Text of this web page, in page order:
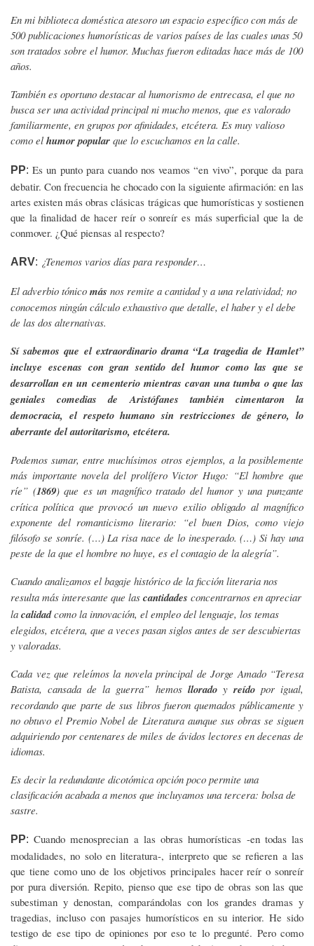
En mi biblioteca doméstica atesoro un espacio específico con más de
500 publicaciones humorísticas de varios países de las cuales unas 50
son tratados sobre el humor. Muchas fueron editadas hace más de 100
años.
También es oportuno destacar al humorismo de entrecasa, el que no
busca ser una actividad principal ni mucho menos, que es valorado
familiarmente, en grupos por afinidades, etcétera. Es muy valioso
como el humor popular que lo escuchamos en la calle.
PP:Es un punto para cuando nos veamos “en vivo”, porque da para
debatir. Con frecuencia he chocado con la siguiente afirmación: en las
artes existen más obras clásicas trágicas que humorísticas y sostienen
que la finalidad de hacer reír o sonreír es más superficial que la de
conmover. ¿Qué piensas al respecto?
ARV: ¿Tenemos varios días para responder…
El adverbio tónico más nos remite a cantidad y a una relatividad; no
conocemos ningún cálculo exhaustivo que detalle, el haber y el debe
de las dos alternativas.
Sí sabemos que el extraordinario drama “La tragedia de Hamlet”
incluye escenas con gran sentido del humor como las que se
desarrollan en un cementerio mientras cavan una tumba o que las
geniales comedias de Aristófanes también cimentaron la
democracia, el respeto humano sin restricciones de género, lo
aberrante del autoritarismo, etcétera.
Podemos sumar, entre muchísimos otros ejemplos, a la posiblemente
más importante novela del prolífero Victor Hugo: “El hombre que
ríe” (1869) que es un magnífico tratado del humor y una punzante
crítica política que provocó un nuevo exilio obligado al magnífico
exponente del romanticismo literario: “el buen Dios, como viejo
filósofo se sonríe. (…) La risa nace de lo inesperado. (…) Si hay una
peste de la que el hombre no huye, es el contagio de la alegría”.
Cuando analizamos el bagaje histórico de la ficción literaria nos
resulta más interesante que las cantidades concentrarnos en apreciar
la calidadcomo la innovación, el empleo del lenguaje, los temas
elegidos, etcétera, que a veces pasan siglos antes de ser descubiertas
y valoradas.
Cada vez que releímos la novela principal de Jorge Amado “Teresa
Batista, cansada de la guerra” hemos lloradoyreídopor igual,
recordando que parte de sus libros fueron quemados públicamente y
no obtuvo el Premio Nobel de Literatura aunque sus obras se siguen
adquiriendo por centenares de miles de ávidos lectores en decenas de
idiomas.
Es decir la redundante dicotómica opción poco permite una
clasificación acabada a menos que incluyamos una tercera: bolsa de
sastre.
PP:Cuando menosprecian a las obras humorísticas -en todas las
modalidades, no solo en literatura-, interpreto que se refieren a las
que tiene como uno de los objetivos principales hacer reír o sonreír
por pura diversión. Repito, pienso que ese tipo de obras son las que
subestiman y denostan, comparándolas con los grandes dramas y
tragedias, incluso con pasajes humorísticos en su interior. He sido
testigo de ese tipo de opiniones por eso te lo pregunté. Pero como